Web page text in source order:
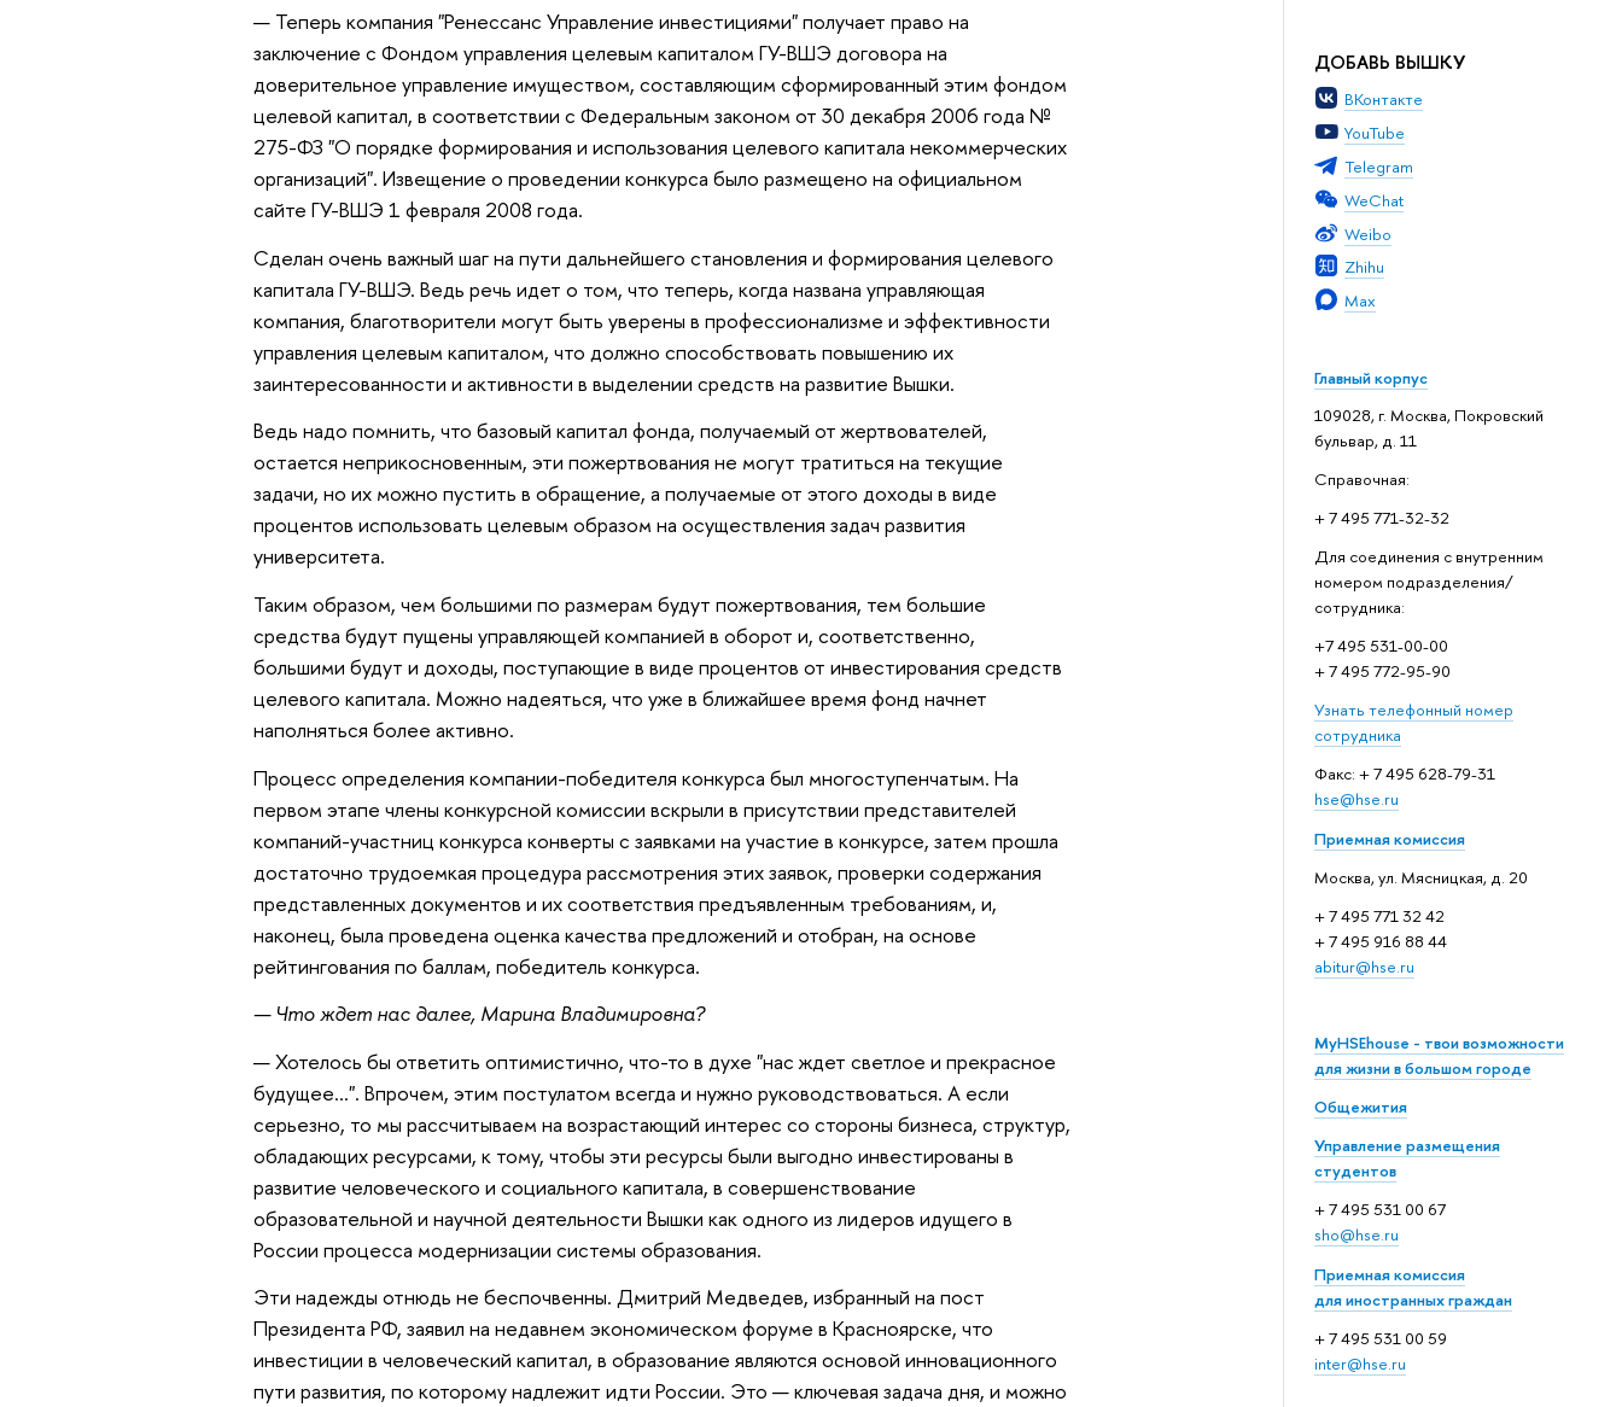
ДОБАВЬ ВЫШКУ
ВКонтакте
YouTube
Telegram
WeChat
Weibo
Zhihu
Max
Главный корпус
109028, г. Москва, Покровский
бульвар, д. 11
Справочная:
+ 7 495 771-32-32
Для соединения с внутренним
номером подразделения/
сотрудника:
+7 495 531-00-00
+ 7 495 772-95-90
Узнать телефонный номер
сотрудника
Факс: + 7 495 628-79-31
hse@hse.ru
Приемная комиссия
Москва, ул. Мясницкая, д. 20
+ 7 495 771 32 42
+ 7 495 916 88 44
abitur@hse.ru
MyHSEhouse - твои возможности
для жизни в большом городе
Общежития
Управление размещения
студентов
+ 7 495 531 00 67
sho@hse.ru
Приемная комиссия
для иностранных граждан
+ 7 495 531 00 59
inter@hse.ru
— Теперь компания "Ренессанс Управление инвестициями" получает право на
заключение с Фондом управления целевым капиталом ГУ-ВШЭ договора на
доверительное управление имуществом, составляющим сформированный этим фондом
целевой капитал, в соответствии с Федеральным законом от 30 декабря 2006 года №
275-ФЗ "О порядке формирования и использования целевого капитала некоммерческих
организаций". Извещение о проведении конкурса было размещено на официальном
сайте ГУ-ВШЭ 1 февраля 2008 года.
Сделан очень важный шаг на пути дальнейшего становления и формирования целевого
капитала ГУ-ВШЭ. Ведь речь идет о том, что теперь, когда названа управляющая
компания, благотворители могут быть уверены в профессионализме и эффективности
управления целевым капиталом, что должно способствовать повышению их
заинтересованности и активности в выделении средств на развитие Вышки.
Ведь надо помнить, что базовый капитал фонда, получаемый от жертвователей,
остается неприкосновенным, эти пожертвования не могут тратиться на текущие
задачи, но их можно пустить в обращение, а получаемые от этого доходы в виде
процентов использовать целевым образом на осуществления задач развития
университета.
Таким образом, чем большими по размерам будут пожертвования, тем большие
средства будут пущены управляющей компанией в оборот и, соответственно,
большими будут и доходы, поступающие в виде процентов от инвестирования средств
целевого капитала. Можно надеяться, что уже в ближайшее время фонд начнет
наполняться более активно.
Процесс определения компании-победителя конкурса был многоступенчатым. На
первом этапе члены конкурсной комиссии вскрыли в присутствии представителей
компаний-участниц конкурса конверты с заявками на участие в конкурсе, затем прошла
достаточно трудоемкая процедура рассмотрения этих заявок, проверки содержания
представленных документов и их соответствия предъявленным требованиям, и,
наконец, была проведена оценка качества предложений и отобран, на основе
рейтингования по баллам, победитель конкурса.
— Что ждет нас далее, Марина Владимировна?
— Хотелось бы ответить оптимистично, что-то в духе "нас ждет светлое и прекрасное
будущее…". Впрочем, этим постулатом всегда и нужно руководствоваться. А если
серьезно, то мы рассчитываем на возрастающий интерес со стороны бизнеса, структур,
обладающих ресурсами, к тому, чтобы эти ресурсы были выгодно инвестированы в
развитие человеческого и социального капитала, в совершенствование
образовательной и научной деятельности Вышки как одного из лидеров идущего в
России процесса модернизации системы образования.
Эти надежды отнюдь не беспочвенны. Дмитрий Медведев, избранный на пост
Президента РФ, заявил на недавнем экономическом форуме в Красноярске, что
инвестиции в человеческий капитал, в образование являются основой инновационного
пути развития, по которому надлежит идти России. Это — ключевая задача дня, и можно